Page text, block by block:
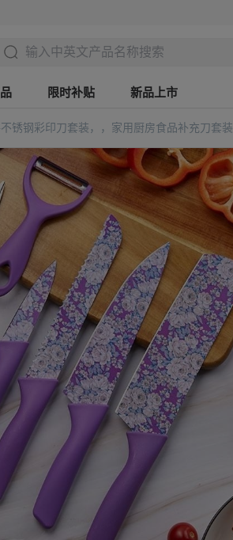
限时补贴 新品上市
锈钢彩印刀套装，，家用厨房食品补充刀套装